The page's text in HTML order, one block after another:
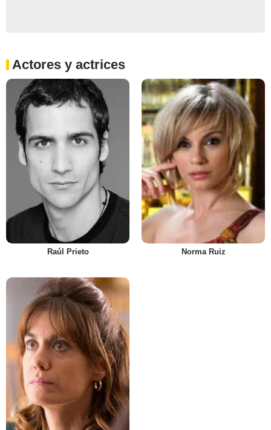
Actores y actrices
Raúl Prieto Norma Ruiz